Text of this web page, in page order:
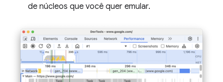
de núcleos que você quer emular.